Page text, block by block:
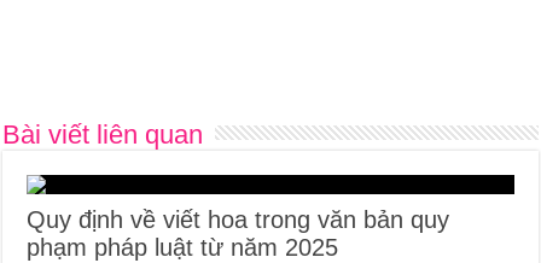
Bài viết liên quan
Quy định về viết hoa trong văn bản quy
phạm pháp luật từ năm 2025